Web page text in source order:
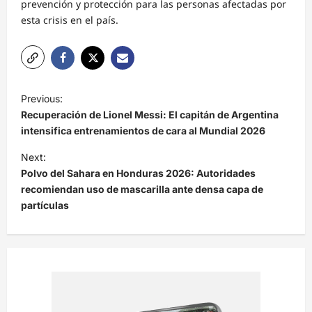
prevención y protección para las personas afectadas por
esta crisis en el país.
N
a
v
e
g
a
Previous:
Recuperación de Lionel Messi: El capitán de Argentina
intensifica entrenamientos de cara al Mundial 2026
Next:
Polvo del Sahara en Honduras 2026: Autoridades
recomiendan uso de mascarilla ante densa capa de
partículas